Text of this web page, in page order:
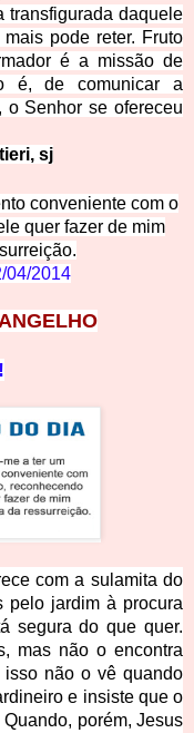
transfigurada daquele
pode reter. Fruto
é a missão de
é, de comunicar a
o Senhor se ofereceu
sj
conveniente com o
quer fazer de mim
04/2014
com a sulamita do
pelo jardim à procura
segura do que quer.
mas não o encontra
não o vê quando
e insiste que o
porém, Jesus